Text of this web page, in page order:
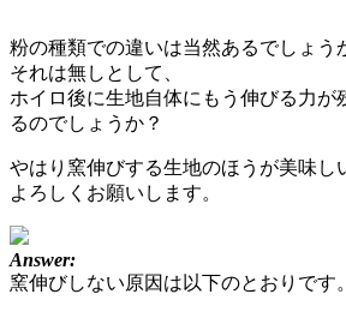
粉の種類での違いは当然あるでしょう
それは無しとして、
ホイロ後に生地自体にもう伸びる力が
るのでしょうか？
やはり窯伸びする生地のほうが美味し
よろしくお願いします。
Answer:
窯伸びしない原因は以下のとおりです。